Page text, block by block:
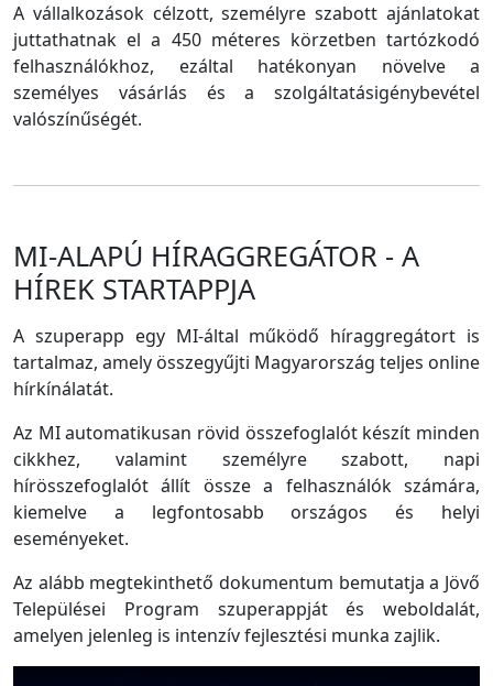
A vállalkozások célzott, személyre szabott ajánlatokat
juttathatnak el a 450 méteres körzetben tartózkodó
felhasználókhoz, ezáltal hatékonyan növelve a
személyes vásárlás és a szolgáltatásigénybevétel
valószínűségét.
MI-ALAPÚ HÍRAGGREGÁTOR - A
HÍREK STARTAPPJA
A szuperapp egy MI-által működő híraggregátort is
tartalmaz, amely összegyűjti Magyarország teljes online
hírkínálatát.
Az MI automatikusan rövid összefoglalót készít minden
cikkhez, valamint személyre szabott, napi
hírösszefoglalót állít össze a felhasználók számára,
kiemelve a legfontosabb országos és helyi
eseményeket.
Az alább megtekinthető dokumentum bemutatja a Jövő
Települései Program szuperappját és weboldalát,
amelyen jelenleg is intenzív fejlesztési munka zajlik.